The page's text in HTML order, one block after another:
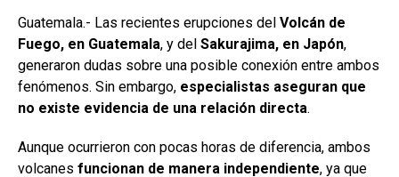
Guatemala.- Las recientes erupciones del Volcán de
Fuego, en Guatemala, y del Sakurajima, en Japón,
generaron dudas sobre una posible conexión entre ambos
fenómenos. Sin embargo, especialistas aseguran que
no existe evidencia de una relación directa.
Aunque ocurrieron con pocas horas de diferencia, ambos
volcanes funcionan de manera independiente, ya que